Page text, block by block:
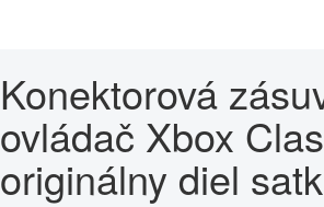
Konektorová
ovládač Xbox
originálny diel